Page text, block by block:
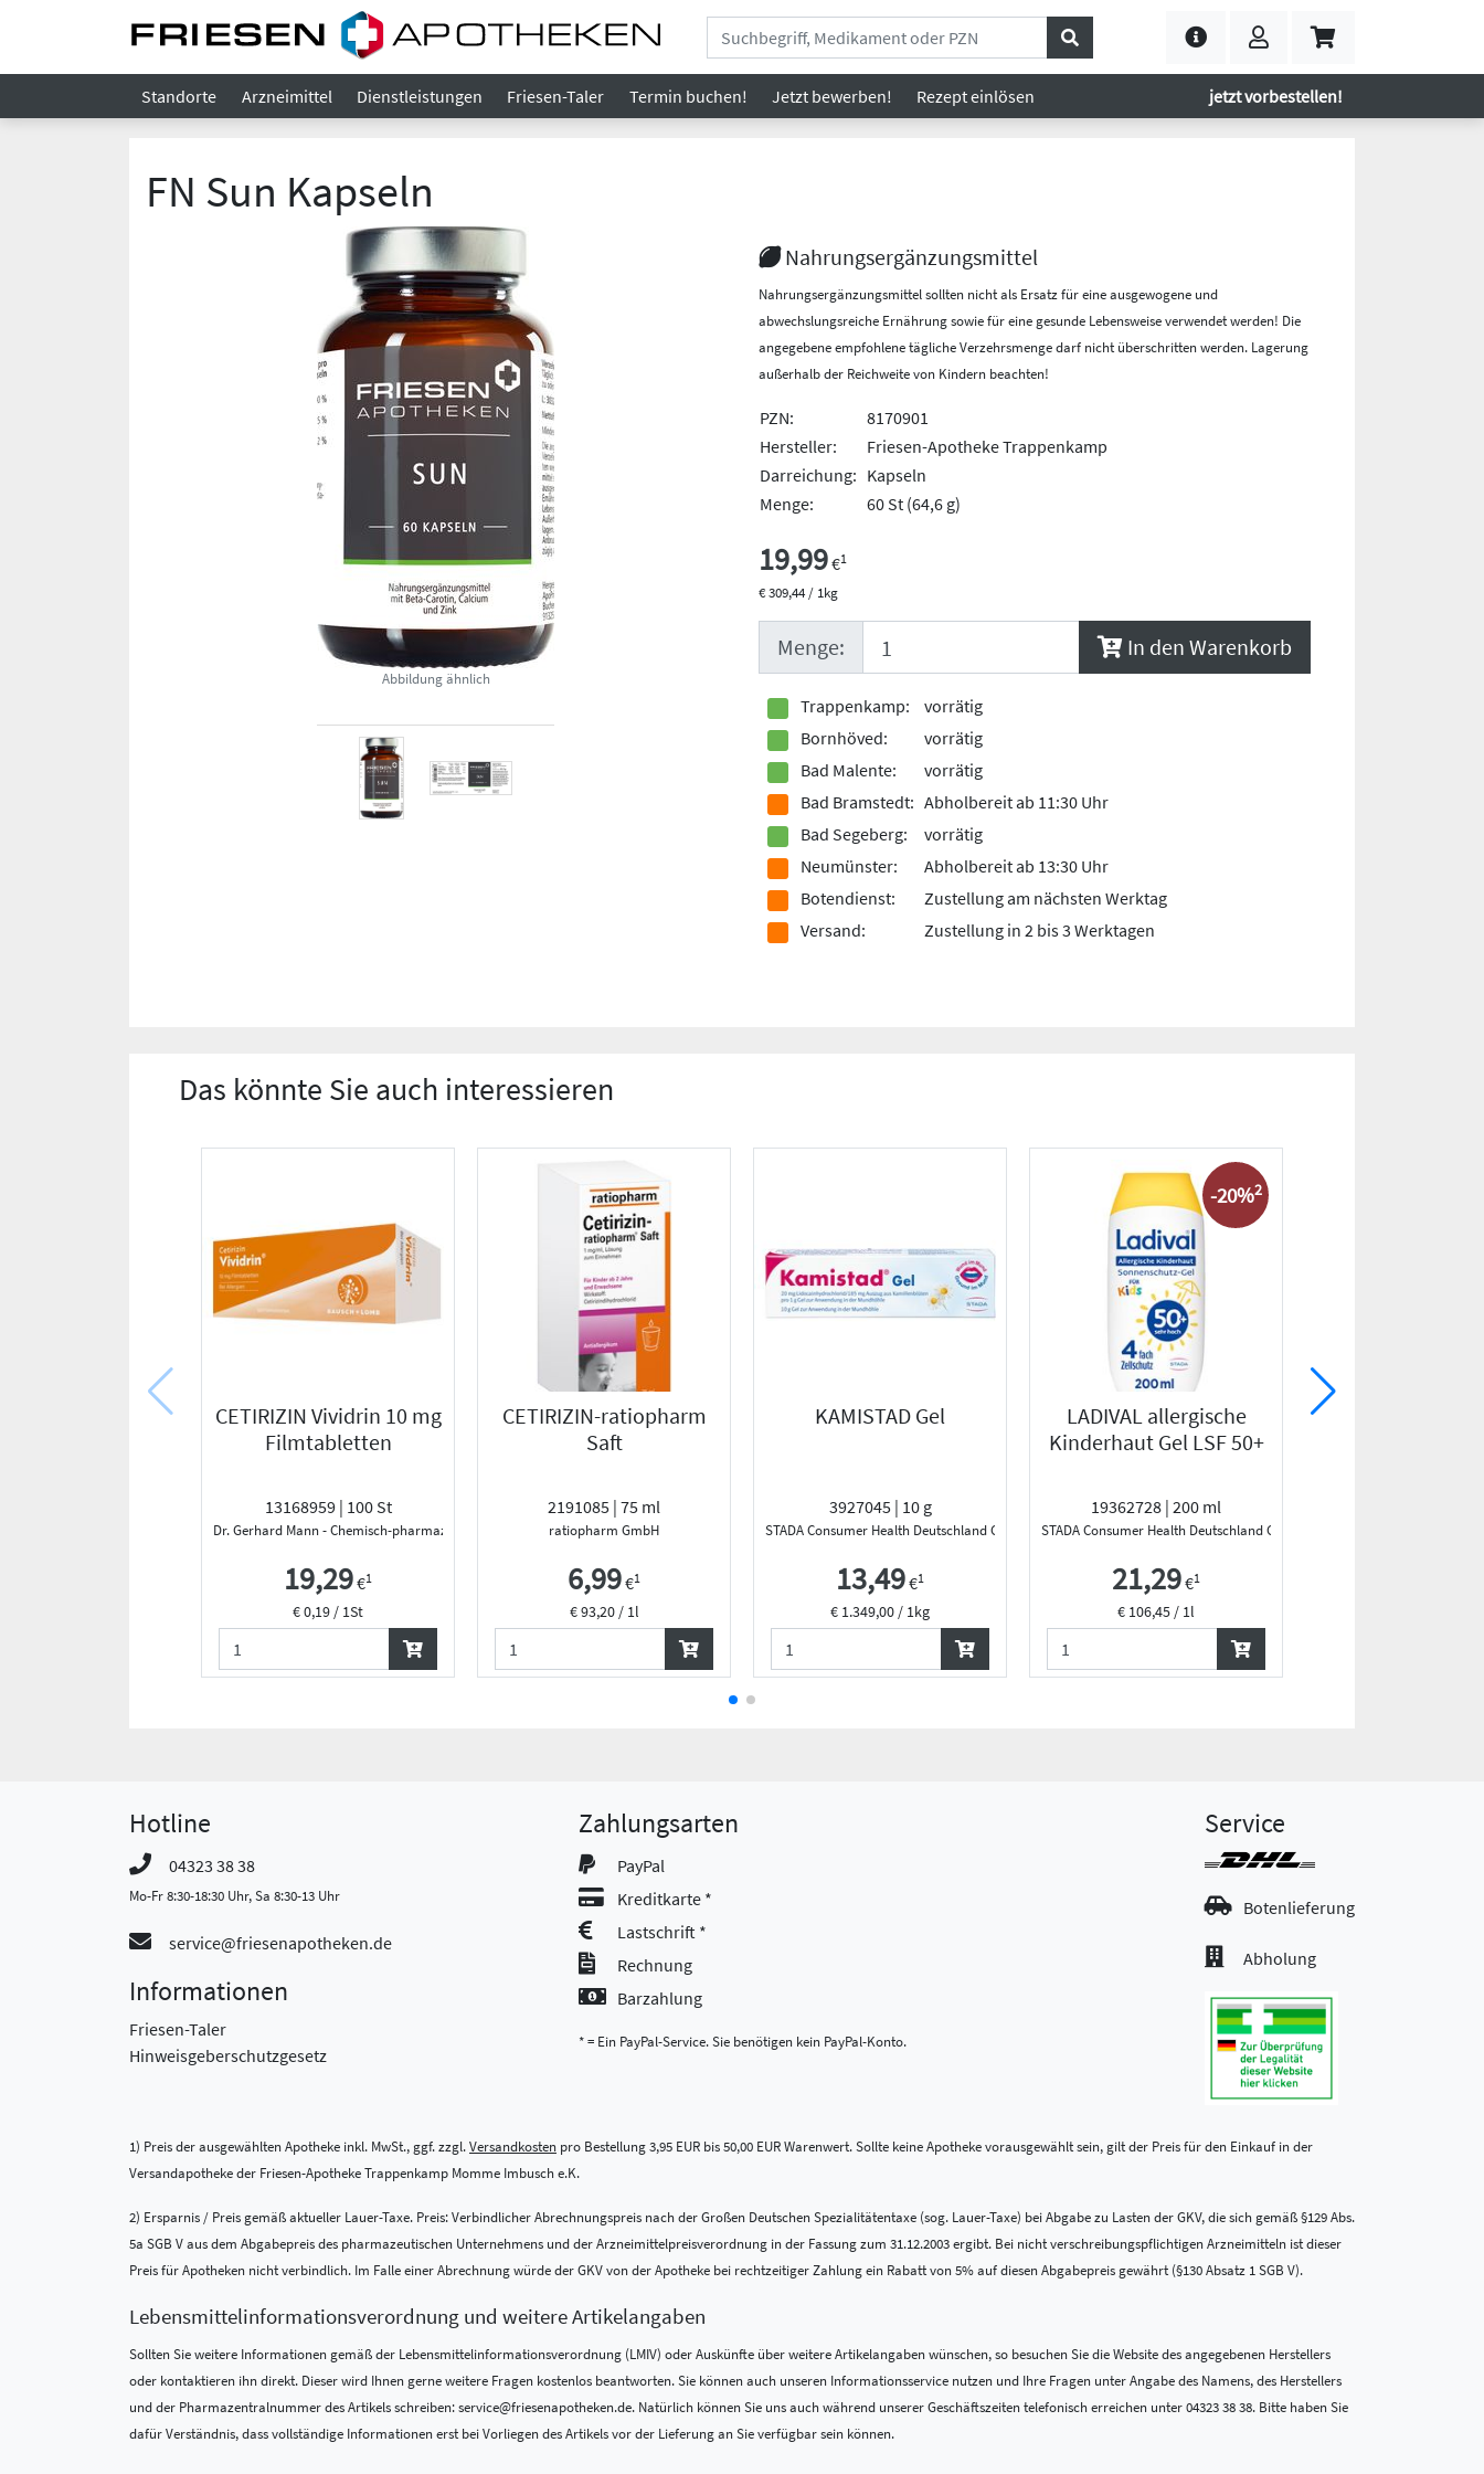
Standorte Arzneimittel Dienstleistungen Friesen-Taler Termin buchen! Jetzt bewerben! Rezepteinlösen jetzt vorbestellen!
FN Sun Kapseln
Abbildung ähnlich
Nahrungs­ergänzungs­mittel
Nahrungsergänzungsmittel sollten nicht als Ersatz für eine ausgewogene und
abwechslungsreiche Ernährung sowie für eine gesunde Lebensweise verwendet werden! Die
angegebene empfohlene tägliche Verzehrsmenge darf nicht überschritten werden. Lagerung
außerhalb der Reichweite von Kindern beachten!
PZN:
8170901
Hersteller:
Friesen-Apotheke Trappenkamp
Darreichung: Kapseln
Menge:
60 St (64,6 g)
19,99€1
€ 309,44 / 1kg
Menge: In den Warenkorb
Trappenkamp:
vorrätig
Bornhöved:
vorrätig
Bad Malente:
vorrätig
Bad Bramstedt: Abholbereit ab 11:30 Uhr
Bad Segeberg:
vorrätig
Neumünster:
Abholbereit ab 13:30 Uhr
Botendienst:
Zustellung am nächsten Werktag
Versand:
Zustellung in 2 bis 3 Werktagen
Das könnte Sie auch interessieren
CETIRIZIN Vividrin 10 mg
Filmtabletten
13168959 | 100 St
Dr. Gerhard Mann - Chemisch-pharmazeutische Fab...
19,29€1
€ 0,19 / 1St
CETIRIZIN-ratiopharm
Saft
2191085 | 75 ml
ratiopharm GmbH
6,99€1
€ 93,20 / 1l
KAMISTAD Gel
3927045 | 10 g
STADA Consumer Health Deutschland GmbH
13,49€1
€ 1.349,00 / 1kg
-20%2
LADIVAL allergische
Kinderhaut Gel LSF 50+
19362728 | 200 ml
STADA Consumer Health Deutschland GmbH
21,29€1
€ 106,45 / 1l
Hotline
04323 38 38
Mo-Fr 8:30-18:30 Uhr, Sa 8:30-13 Uhr
service@friesenapotheken.de
Informationen
Friesen-Taler
Hinweisgeberschutzgesetz
Zahlungsarten
PayPal
Kreditkarte *
Lastschrift *
Rechnung
Barzahlung
* = Ein PayPal-Service. Sie benötigen kein PayPal-Konto.
Service
Botenlieferung
Abholung
1) Preis der ausgewählten Apotheke inkl. MwSt., ggf. zzgl.Versandkosten pro Bestellung 3,95 EUR bis 50,00 EUR Warenwert. Sollte keine Apotheke vorausgewählt sein, gilt der Preis für den Einkauf in der
Versandapotheke der Friesen-Apotheke Trappenkamp Momme Imbusch e.K.
2) Ersparnis / Preis gemäß aktueller Lauer-Taxe. Preis: Verbindlicher Abrechnungspreis nach der Großen Deutschen Spezialitätentaxe (sog. Lauer-Taxe) bei Abgabe zu Lasten der GKV, die sich gemäß §129 Abs.
5a SGB V aus dem Abgabepreis des pharmazeutischen Unternehmens und der Arzneimittelpreisverordnung in der Fassung zum 31.12.2003 ergibt. Bei nicht verschreibungspflichtigen Arzneimitteln ist dieser
Preis für Apotheken nicht verbindlich. Im Falle einer Abrechnung würde der GKV von der Apotheke bei rechtzeitiger Zahlung ein Rabatt von 5% auf diesen Abgabepreis gewährt (§130 Absatz 1 SGB V).
Lebensmittel­informations­verordnung und weitere Artikelangaben
Sollten Sie weitere Informationen gemäß der Lebensmittel­informations­verordnung (LMIV) oder Auskünfte über weitere Artikelangaben wünschen, so besuchen Sie die Website des angegebenen Herstellers
oder kontaktieren ihn direkt. Dieser wird Ihnen gerne weitere Fragen kostenlos beantworten. Sie können auch unseren Informationsservice nutzen und Ihre Fragen unter Angabe des Namens, des Herstellers
und der Pharmazentralnummer des Artikels schreiben: service@friesenapotheken.de. Natürlich können Sie uns auch während unserer Geschäftszeiten telefonisch erreichen unter 04323 38 38. Bitte haben Sie
dafür Verständnis, dass vollständige Informationen erst bei Vorliegen des Artikels vor der Lieferung an Sie verfügbar sein können.